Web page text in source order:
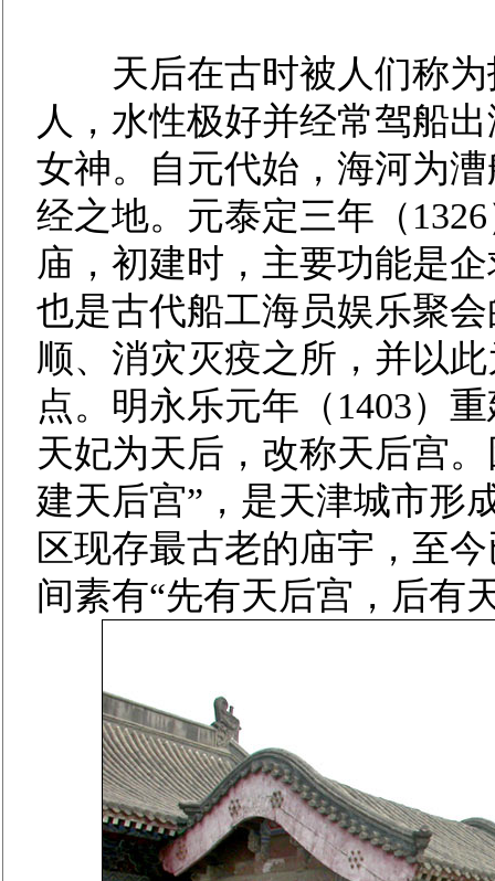
天后在古时被人们称为
人，水性极好并经常驾船
女神。自元代始，海河为
经之地。元泰定三年（
庙，初建时，主要功能是
也是古代船工海员娱乐聚
顺、消灾灭疫之所，并以
点。明永乐元年（1403）
天妃为天后，改称天后宫
建天后宫”，是天津城市形
区现存最古老的庙宇，至
间素有“先有天后宫，后有